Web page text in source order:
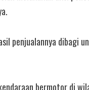
penjualannya dibagi
bermotor di